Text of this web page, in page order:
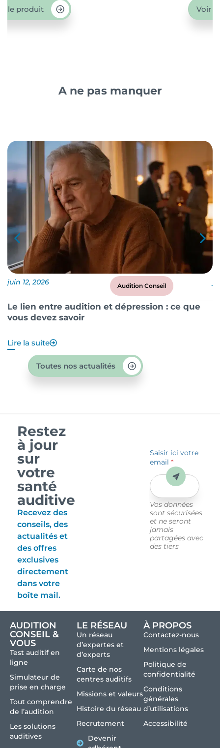
le produit Voir
A ne pas manquer
juin 12, 2026 Audition Conseil
Le lien entre audition et dépression : ce que
vous devez savoir
Lire la suite
Toutes nos actualités
Restez
à jour
sur
votre
santé
auditive
Recevez des
conseils, des
actualités et
des offres
exclusives
directement
dans votre
boîte mail.
Saisir ici votre
email*
Vos données
sont sécurisées
et ne seront
jamais
partagées avec
des tiers
Envoyer
AUDITION
CONSEIL &
VOUS
Test auditif en
ligne
Simulateur de
prise en charge
Tout comprendre
de l’audition
Les solutions
auditives
LE RÉSEAU
Un réseau
d’expertes et
d’experts
Carte de nos
centres auditifs
Missions et valeurs
Histoire du réseau
Recrutement
Devenir
À PROPOS
Contactez-nous
Mentions légales
Politique de
confidentialité
Conditions
générales
d’utilisations
Accessibilité